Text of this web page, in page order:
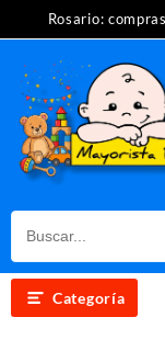
Rosario:
Categoría